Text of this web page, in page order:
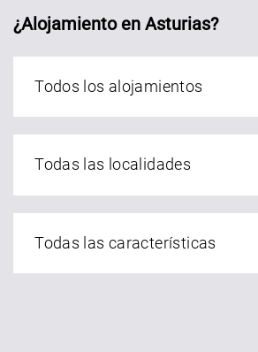
¿Alojamiento en Asturias?